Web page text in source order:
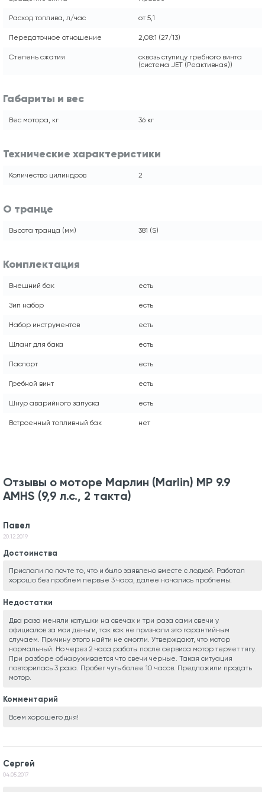
Расход топлива, л/час от 5,1
Передаточное отношение 2,08:1 (27/13)
Степень сжатия
сквозь ступицу гребного винта
(система JET (Реактивная))
Габариты и вес
Вес мотора, кг 36 кг
Технические характеристики
Количество цилиндров 2
О транце
Высота транца (мм) 381 (S)
Комплектация
Внешний бак есть
Зип набор есть
Набор инструментов есть
Шланг для бака есть
Паспорт есть
Гребной винт есть
Шнур аварийного запуска есть
Встроенный топливный бак нет
Отзывы о моторе Марлин (Marlin) MP 9.9
AMHS (9,9 л.с., 2 такта)
Павел
20.12.2019
Достоинства
Прислали по почте то, что и было заявлено вместе с лодкой. Работал
хорошо без проблем первые 3 часа, далее начались проблемы.
Недостатки
Два раза меняли катушки на свечах и три раза сами свечи у
официалов за мои деньги, так как не признали это гарантийным
случаем. Причину этого найти не смогли. Утверждают, что мотор
нормальный. Но через 2 часа работы после сервиса мотор теряет тягу.
При разборе обнаруживается что свечи черные. Такая ситуация
повторилась 3 раза. Пробег чуть более 10 часов. Предложили продать
мотор.
Комментарий
Всем хорошего дня!
Сергей
04.05.2017